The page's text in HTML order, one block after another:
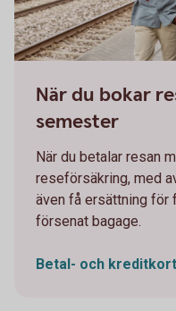
När du bokar
semester
När du betalar resan
reseförsäkring, med
även få ersättning för
försenat bagage.
Betal- och